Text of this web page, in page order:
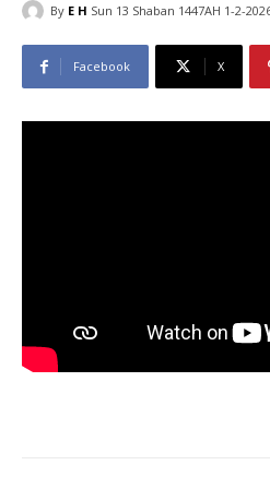
By E H Sun 13 Shaban 1447AH 1-2-
Facebook X